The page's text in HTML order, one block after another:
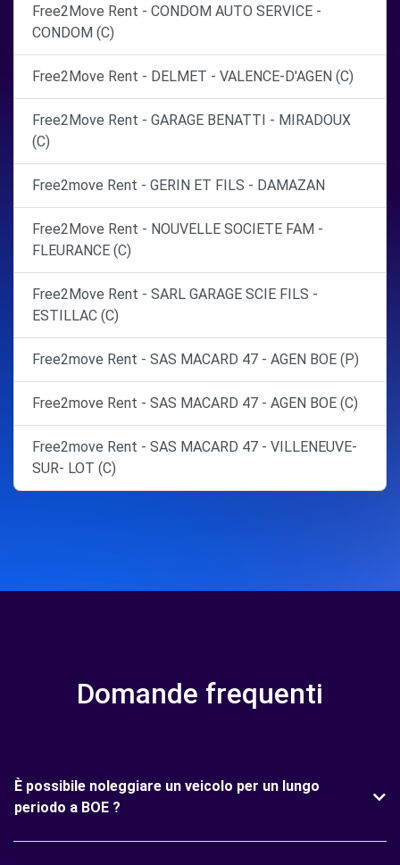
Free2Move Rent - CONDOM AUTO SERVICE -
CONDOM (C)
Free2Move Rent - DELMET - VALENCE-D'AGEN (C)
Free2Move Rent - GARAGE BENATTI - MIRADOUX
(C)
Free2move Rent - GERIN ET FILS - DAMAZAN
Free2Move Rent - NOUVELLE SOCIETE FAM -
FLEURANCE (C)
Free2Move Rent - SARL GARAGE SCIE FILS -
ESTILLAC (C)
Free2move Rent - SAS MACARD 47 - AGEN BOE (P)
Free2move Rent - SAS MACARD 47 - AGEN BOE (C)
Free2move Rent - SAS MACARD 47 - VILLENEUVE-
SUR- LOT (C)
Domande frequenti
È possibile noleggiare un veicolo per un lungo
periodo a BOE ?